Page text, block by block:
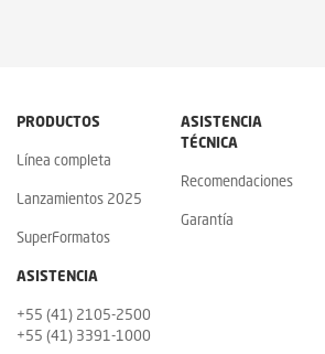
PRODUCTOS
Línea completa
Lanzamientos 2025
SuperFormatos
ASISTENCIA
TÉCNICA
Recomendaciones
Garantía
ASISTENCIA
+55 (41) 2105-2500
+55 (41) 3391-1000